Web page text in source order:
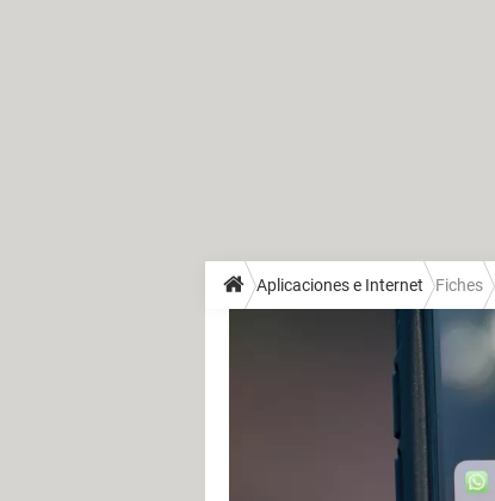
Aplicaciones e Internet Fiches